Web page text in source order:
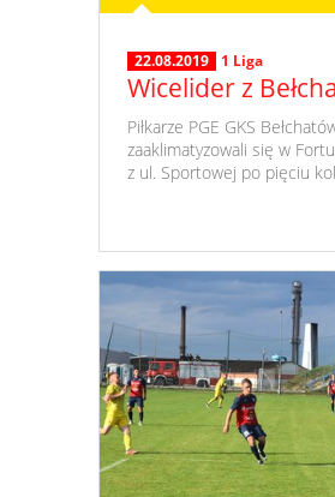
22.08.2019 1 Liga
Wicelider z
Piłkarze PGE GKS
zaaklimatyzowali się w
z ul. Sportowej po pięciu